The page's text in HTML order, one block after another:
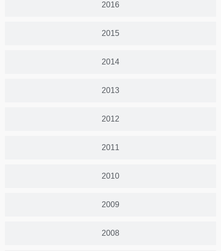
2016
2015
2014
2013
2012
2011
2010
2009
2008